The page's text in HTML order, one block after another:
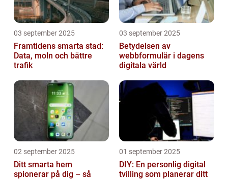
03 september 2025
Framtidens smarta stad:
Data, moln och bättre
trafik
03 september 2025
Betydelsen av
webbformulär i dagens
digitala värld
02 september 2025
Ditt smarta hem
spionerar på dig – så
01 september 2025
DIY: En personlig digital
tvilling som planerar ditt